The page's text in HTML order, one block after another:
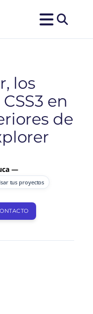
los
en
de
—
tus proyectos